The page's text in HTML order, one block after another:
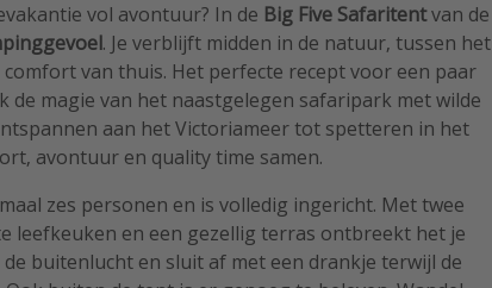
vol avontuur? In de Big Five Safaritentvan de
. Je verblijft midden in de natuur, tussen het
van thuis. Het perfecte recept voor een paar
de magie van het naastgelegen safaripark met wilde
aan het Victoriameer tot spetteren in het
avontuur en quality time samen.
zes personen en is volledig ingericht. Met twee
leefkeuken en een gezellig terras ontbreekt het je
buitenlucht en sluit af met een drankje terwijl de